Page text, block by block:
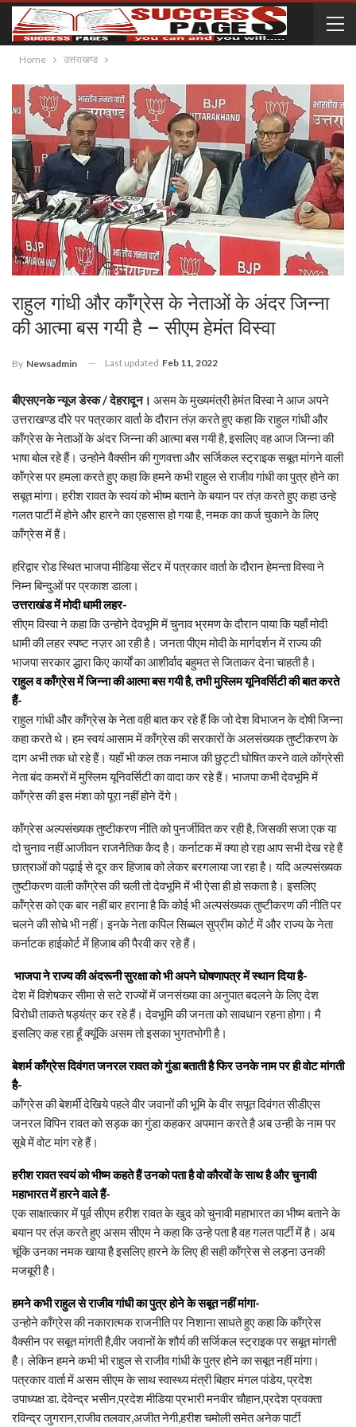
Home उत्तराखण्ड
राहुल गांधी और कॉंग्रेस के नेताओं के अंदर जिन्ना
की आत्मा बस गयी है – सीएम हेमंत विस्वा
By Newsadmin Last updated Feb 11, 2022
बीएसएनके न्यूज डेस्क / देहरादून। असम के मुख्यमंत्री हेमंत विस्वा ने आज अपने
उत्तराखण्ड दौरे पर पत्रकार वार्ता के दौरान तंज़ करते हुए कहा कि राहुल गांधी और
कॉंग्रेस के नेताओं के अंदर जिन्ना की आत्मा बस गयी है, इसलिए वह आज जिन्ना की
भाषा बोल रहे हैं। उन्होने वैक्सीन की गुणवत्ता और सर्जिकल स्ट्राइक सबूत मांगने वाली
कॉंग्रेस पर हमला करते हुए कहा कि हमने कभी राहुल से राजीव गांधी का पुत्र होने का
सबूत मांगा। हरीश रावत के स्वयं को भीष्म बताने के बयान पर तंज़ करते हुए कहा उन्हे
गलत पार्टी में होने और हारने का एहसास हो गया है, नमक का कर्ज चुकाने के लिए
कॉंग्रेस में हैं।
हरिद्वार रोड स्थित भाजपा मीडिया सेंटर में पत्रकार वार्ता के दौरान हेमन्ता विस्वा ने
निम्न बिन्दुओं पर प्रकाश डाला।
उत्तराखंड में मोदी धामी लहर-
सीएम विस्वा ने कहा कि उन्होने देवभूमि में चुनाव भ्रमण के दौरान पाया कि यहाँ मोदी
धामी की लहर स्पष्ट नज़र आ रही है। जनता पीएम मोदी के मार्गदर्शन में राज्य की
भाजपा सरकार द्धारा किए कार्यों का आशीर्वाद बहुमत से जिताकर देना चाहती है।
राहुल व कॉंग्रेस में जिन्ना की आत्मा बस गयी है, तभी मुस्लिम यूनिवर्सिटी की बात करते
हैं-
राहुल गांधी और कॉंग्रेस के नेता वही बात कर रहे हैं कि जो देश विभाजन के दोषी जिन्ना
कहा करते थे। हम स्वयं आसाम में कॉंग्रेस की सरकारों के अलसंख्यक तुष्टीकरण के
दाग अभी तक धो रहे हैं। यहाँ भी कल तक नमाज की छुट्टी घोषित करने वाले कोंग्रेसी
नेता बंद कमरों में मुस्लिम यूनिवर्सिटी का वादा कर रहे हैं। भाजपा कभी देवभूमि में
कॉंग्रेस की इस मंशा को पूरा नहीं होने देंगे।
कॉंग्रेस अल्पसंख्यक तुष्टीकरण नीति को पुनर्जीवित कर रही है, जिसकी सजा एक या
दो चुनाव नहीं आजीवन राजनैतिक कैद है। कर्नाटक में क्या हो रहा आप सभी देख रहे हैं
छात्राओं को पढ़ाई से दूर कर हिजाब को लेकर बरगलाया जा रहा है। यदि अल्पसंख्यक
तुष्टीकरण वाली कॉंग्रेस की चली तो देवभूमि में भी ऐसा ही हो सकता है। इसलिए
कॉंग्रेस को एक बार नहीं बार हराना है कि कोई भी अल्पसंख्यक तुष्टीकरण की नीति पर
चलने की सोचे भी नहीं। इनके नेता कपिल सिब्बल सुप्रीम कोर्ट में और राज्य के नेता
कर्नाटक हाईकोर्ट में हिजाब की पैरवी कर रहे हैं।
भाजपा ने राज्य की अंदरूनी सुरक्षा को भी अपने घोषणापत्र में स्थान दिया है-
देश में विशेषकर सीमा से सटे राज्यों में जनसंख्या का अनुपात बदलने के लिए देश
विरोधी ताकते षड्यंत्र कर रहे हैं। देवभूमि की जनता को सावधान रहना होगा। मै
इसलिए कह रहा हूँ क्यूंकि असम तो इसका भुगतभोगी है।
बेशर्म कॉंग्रेस दिवंगत जनरल रावत को गुंडा बताती है फिर उनके नाम पर ही वोट मांगती
है-
कॉंग्रेस की बेशर्मी देखिये पहले वीर जवानों की भूमि के वीर सपूत दिवंगत सीडीएस
जनरल विपिन रावत को सड़क का गुंडा कहकर अपमान करते है अब उन्ही के नाम पर
सूबे में वोट मांग रहे हैं।
हरीश रावत स्वयं को भीष्म कहते हैं उनको पता है वो कौरवों के साथ है और चुनावी
महाभारत में हारने वाले हैं-
एक साक्षात्कार में पूर्व सीएम हरीश रावत के खुद को चुनावी महाभारत का भीष्म बताने के
बयान पर तंज़ करते हुए असम सीएम ने कहा कि उन्हे पता है वह गलत पार्टी में है। अब
चूंकि उनका नमक खाया है इसलिए हारने के लिए ही सही कॉंग्रेस से लड़ना उनकी
मजबूरी है।
हमने कभी राहुल से राजीव गांधी का पुत्र होने के सबूत नहीं मांगा-
उन्होने कॉंग्रेस की नकारात्मक राजनीति पर निशाना साधते हुए कहा कि कॉंग्रेस
वैक्सीन पर सबूत मांगती है,वीर जवानों के शौर्य की सर्जिकल स्ट्राइक पर सबूत मांगती
है। लेकिन हमने कभी भी राहुल से राजीव गांधी के पुत्र होने का सबूत नहीं मांगा।
पत्रकार वार्ता में असम सीएम के साथ स्वास्थ्य मंत्री बिहार मंगल पांडेय, प्रदेश
उपाध्यक्ष डा. देवेन्द्र भसीन,प्रदेश मीडिया प्रभारी मनवीर चौहान,प्रदेश प्रवक्ता
रविन्द्र जुगरान,राजीव तलवार,अजीत नेगी,हरीश चमोली समेत अनेक पार्टी